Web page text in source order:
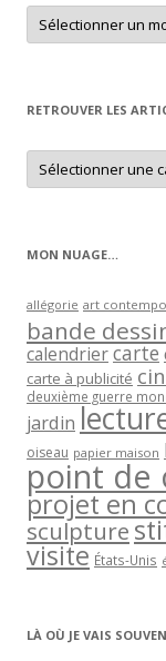
Retrouver
un
article
RETROUVER LES
Retrouver
les
articles
MON NUAGE…
allégorie art
bande
calendriercarte
carte à publicité
deuxième guerre
jardin
oiseau papier maison
point de
projet en
sculpture
visite États-Unis
LÀ OÙ JE VAIS